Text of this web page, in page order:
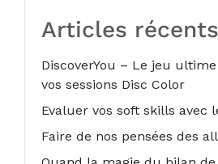
Articles récents
DiscoverYou – Le jeu
vos sessions Disc Color
Evaluer vos soft skills avec
Faire de nos pensées des